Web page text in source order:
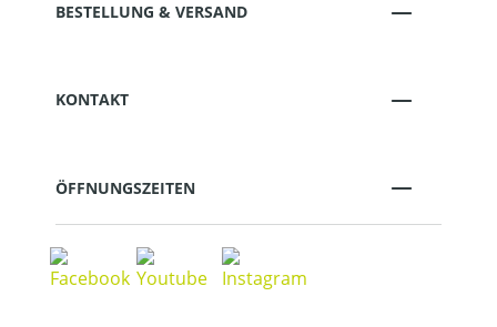
BESTELLUNG & VERSAND
KONTAKT
ÖFFNUNGSZEITEN